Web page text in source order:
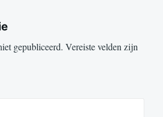
gepubliceerd. Vereiste velden zijn